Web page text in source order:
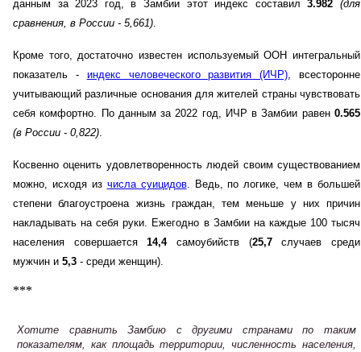
данным за 2023 год, в Замбии этот индекс составил3.982
(для
сравнения, в России - 5,661).
Кроме того, достаточно известен используемый ООН интегральный
показатель - индекс человеческого развития (ИЧР), всесторонне
учитывающий различные основания для жителей страны чувствовать
себя комфортно. По данным за 2022 год, ИЧР в Замбии равен 0.565
(в России - 0,822).
Косвенно оценить удовлетворенность людей своим существованием
можно, исходя из числа суицидов. Ведь, по логике, чем в большей
степени благоустроена жизнь граждан, тем меньше у них причин
накладывать на себя руки. Ежегодно в Замбии на каждые 100 тысяч
населения совершается14,4самоубийств (25,7случаев среди
мужчин и 5,3 - среди женщин).
***
Хотите сравнить Замбию с другими странами по таким
показателям, как площадь территории, численность населения,